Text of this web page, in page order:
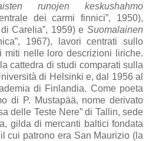
runojen keskushahmo
dei carmi finnici”, 1950),
Carelia”, 1959) e Suomalainen
1967), lavori centrati sullo
nelle loro descrizioni liriche.
cattedra di studi comparati sulla
di Helsinki e, dal 1956 al
di Finlandia. Come poeta
di P. Mustapää, nome derivato
delle Teste Nere” di Tallin, sede
gilda di mercanti baltici fondata
cui patrono era San Maurizio (la